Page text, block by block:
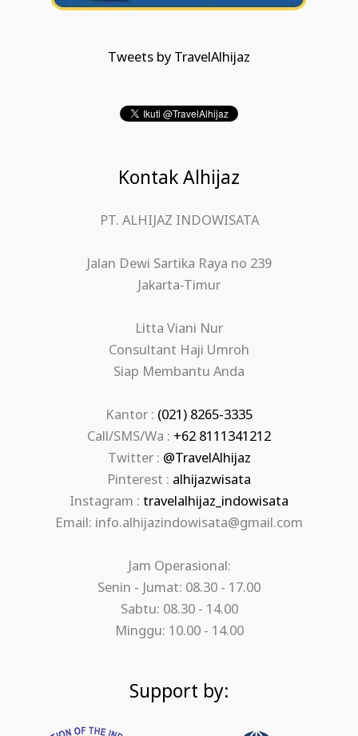
Tweets by TravelAlhijaz
Kontak Alhijaz
PT. ALHIJAZ INDOWISATA
Jalan Dewi Sartika Raya no 239
Jakarta-Timur
Litta Viani Nur
Consultant Haji Umroh
Siap Membantu Anda
Kantor : (021) 8265-3335
Call/SMS/Wa : +62 8111341212
Twitter : @TravelAlhijaz
Pinterest : alhijazwisata
Instagram : travelalhijaz_indowisata
Email: info.alhijazindowisata@gmail.com
Jam Operasional:
Senin - Jumat: 08.30 - 17.00
Sabtu: 08.30 - 14.00
Minggu: 10.00 - 14.00
Support by: